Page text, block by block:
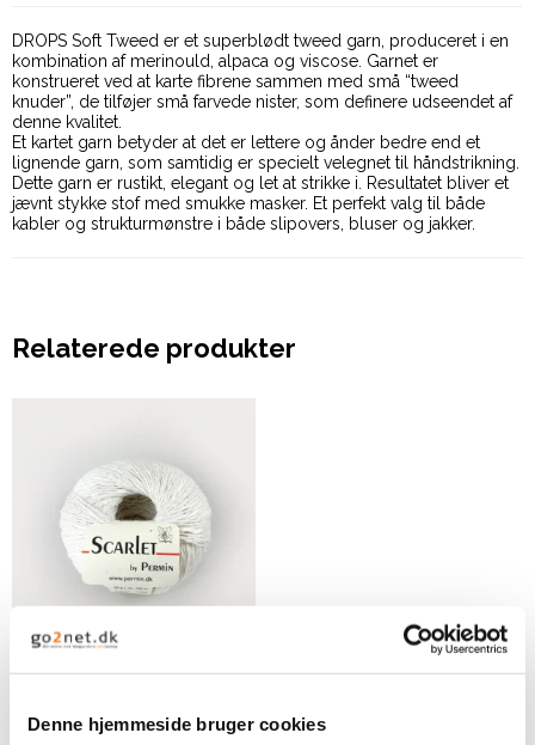
Denne hjemmeside bruger cookies
DROPS Soft Tweed er et superblødt tweed garn, produceret i en
kombination af merinould, alpaca og viscose. Garnet er
konstrueret ved at karte fibrene sammen med små “tweed
knuder”, de tilføjer små farvede nister, som definere udseendet af
denne kvalitet.
Et kartet garn betyder at det er lettere og ånder bedre end et
lignende garn, som samtidig er specielt velegnet til håndstrikning.
Dette garn er rustikt, elegant og let at strikke i. Resultatet bliver et
jævnt stykke stof med smukke masker. Et perfekt valg til både
kabler og strukturmønstre i både slipovers, bluser og jakker.
Relaterede produkter
By Permin Scarlet -